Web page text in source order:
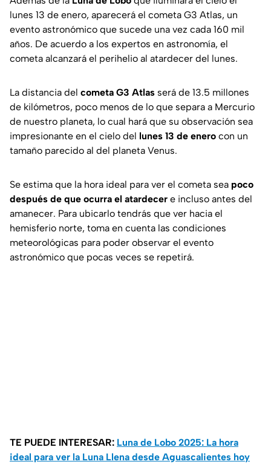
lunes 13 de enero, aparecerá el cometa G3 Atlas, un
evento astronómico que sucede una vez cada 160 mil
años. De acuerdo a los expertos en astronomía, el
cometa alcanzará el perihelio al atardecer del lunes.
La distancia del cometa G3 Atlas será de 13.5 millones
de kilómetros, poco menos de lo que separa a Mercurio
de nuestro planeta, lo cual hará que su observación sea
impresionante en el cielo del lunes 13 de enero con un
tamaño parecido al del planeta Venus.
Se estima que la hora ideal para ver el cometa sea poco
después de que ocurra el atardecer e incluso antes del
amanecer. Para ubicarlo tendrás que ver hacia el
hemisferio norte, toma en cuenta las condiciones
meteorológicas para poder observar el evento
astronómico que pocas veces se repetirá.
TE PUEDE INTERESAR: Luna de Lobo 2025: La hora
ideal para ver la Luna Llena desde Aguascalientes hoy